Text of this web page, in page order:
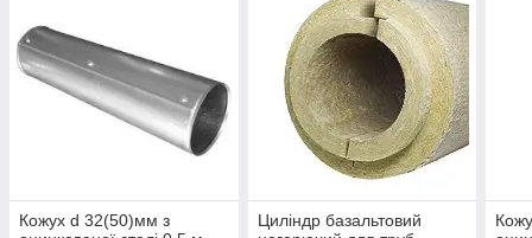
Кожух d 32(50)мм з
Циліндр базальтовий